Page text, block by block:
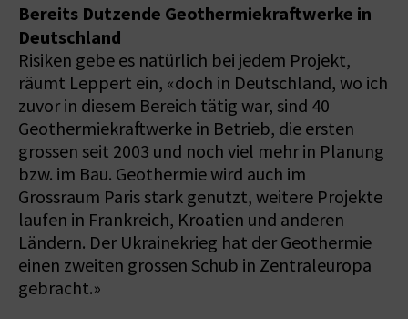
Bereits Dutzende Geothermiekraftwerke in
Deutschland
Risiken gebe es natürlich bei jedem Projekt,
räumt Leppert ein, «doch in Deutschland, wo ich
zuvor in diesem Bereich tätig war, sind 40
Geothermiekraftwerke in Betrieb, die ersten
grossen seit 2003 und noch viel mehr in Planung
bzw. im Bau. Geothermie wird auch im
Grossraum Paris stark genutzt, weitere Projekte
laufen in Frankreich, Kroatien und anderen
Ländern. Der Ukrainekrieg hat der Geothermie
einen zweiten grossen Schub in Zentraleuropa
gebracht.»